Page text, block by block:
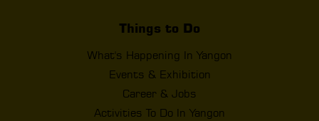
Things to Do
What's Happening In Yangon
Events & Exhibition
Career & Jobs
Activities To Do In Yangon